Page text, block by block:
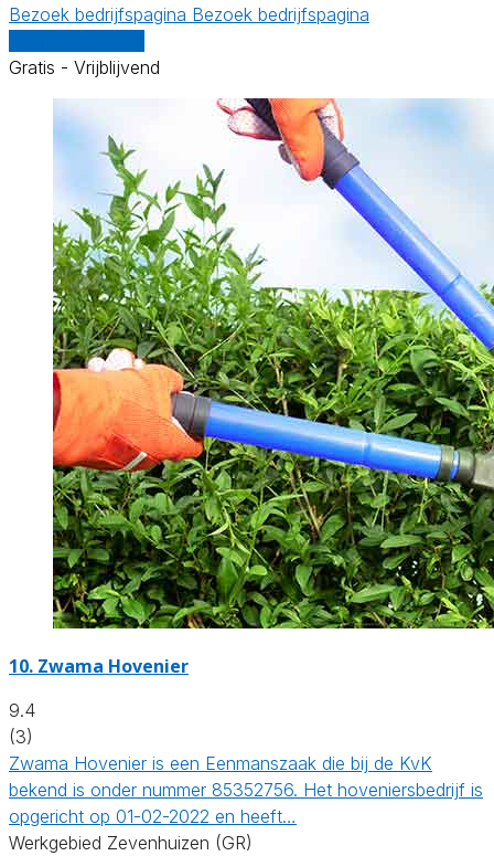
Bezoek bedrijfspagina Bezoek bedrijfspagina
Gratis - Vrijblijvend
10. Zwama Hovenier
9.4
(3)
Zwama Hovenier is een Eenmanszaak die bij de KvK
bekend is onder nummer 85352756. Het hoveniersbedrijf is
opgericht op 01-02-2022 en heeft…
Werkgebied Zevenhuizen (GR)